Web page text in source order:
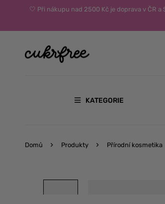
🤍 Při nákupu nad 2500 Kč je doprava v ČR
KATEGORIE
Domů Produkty Přírodní kosmetika